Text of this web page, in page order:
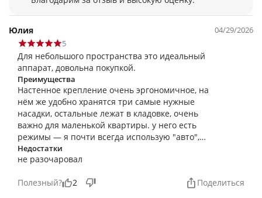
Юлия
04/29/2026
5
Для небольшого пространства это идеальный
аппарат, довольна покупкой.
Преимущества
Настенное крепление очень эргономичное, на
нём же удобно хранятся три самые нужные
насадки, остальные лежат в кладовке, очень
важно для маленькой квартиры. у него есть
режимы — я почти всегда использую "авто",
когда он сам регулирует силу всасывания в
зависимости от покрытия, и "эко", который даёт
генеральную уборку выходного дня.
Недостатки
не разочаровал
Полезный? 2 Поделиться